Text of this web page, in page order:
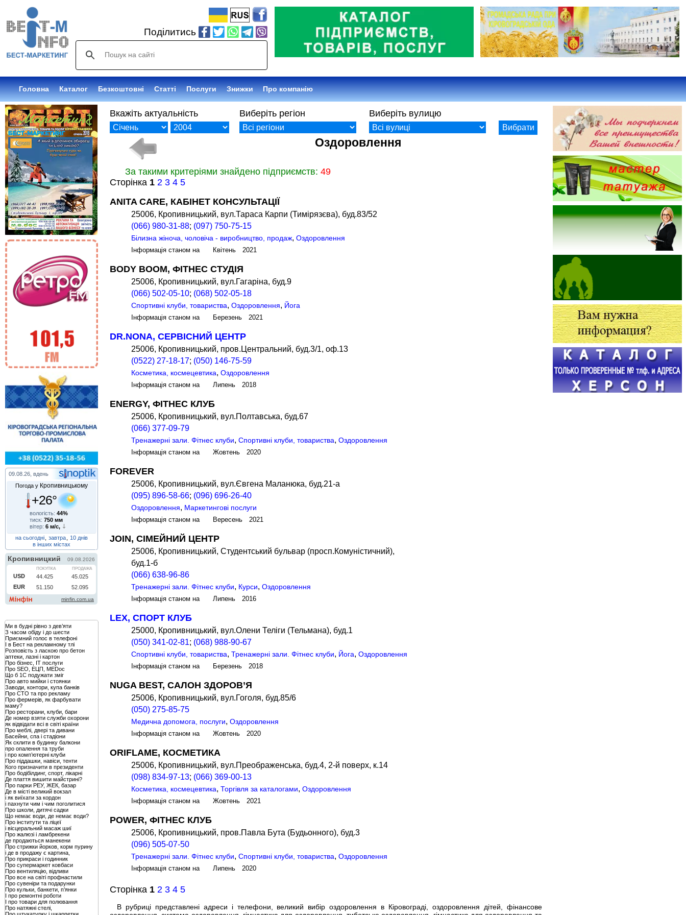
Поділитись
Головна Каталог Безкоштовні Статті Послуги Знижки Про компанію
09.08.26, вдень
Погода у Кропивницькому
+26°
вологість:44%
тиск:750 мм
вітер:6 м/с,
на сьогодні
завтра
10 днів
в інших містах
Ми в будні рівно з дев’яти
З часом обіду і до шести
Приємний голос в телефоні
І в Бест на рекламному тлі
Розповість з ласкою про бетон
аптеки, лазні і картон
Про бізнес, IT послуги
Про SEO, ЕЦП, MEDoc
Що б 1С подужати зміг
Про авто мийки і стоянки
Заводи, контори, купа банків
Про СТО та про рекламу
Про фермерів, як фарбувати
маму?
Про ресторани, клуби, бари
Де номер взяти служби охорони
як відвідати всі в світі країни
Про меблі, двері та дивани
Басейни, спа і стадіони
Як склити в будинку балкони
про опалення та труби
і про комп’ютерні клуби
Про піддашки, навіси, тенти
Кого призначити в президенти
Про бодібілдинг, спорт, лікарні
Де плаття вишити майстрині?
Про парки РЕУ, ЖЕК, базар
Де в місті великий вокзал
і як виїхати за кордон
і пахнути чим і чим поголитися
Про школи, дитячі садки
Що немає води, де немає води?
Про інститути та ліцеї
і вісцеральний масаж шиї
Про жалюзі і ламбрекени
де продаються манекени
Про стрижки йорков, корм пурину
і де в продажу є картина,
Про прикраси і годинник
Про супермаркет ковбаси
Про вентиляцію, відливи
Про все на світі профнастили
Про сувеніри та подарунки
Про кульки, банкети, п’янки
І про ремонтні роботи
І про товари для полювання
Про натяжні стелі,
Вкажіть актуальність Виберіть регіон Виберіть вулицю
Оздоровлення
За такими критеріями знайдено підприємств:49
Сторінка 12 3 4 5
ANITA CARE, КАБІНЕТ КОНСУЛЬТАЦІЇ
25006, Кропивницький, вул.Тараса Карпи (Тимірязєва), буд.83/52
(066) 980-31-88; (097) 750-75-15
Білизна жіноча, чоловіча - виробництво, продаж,Оздоровлення
Інформація станом на Квітень 2021
BODY BOOM, ФІТНЕС СТУДІЯ
25006, Кропивницький, вул.Гагаріна, буд.9
(066) 502-05-10; (068) 502-05-18
Спортивні клуби, товариства,Оздоровлення, Йога
Інформація станом на Березень 2021
DR.NONA, СЕРВІСНИЙ ЦЕНТР
25006, Кропивницький, пров.Центральний, буд.3/1, оф.13
(0522) 27-18-17; (050) 146-75-59
Косметика, космецевтика,Оздоровлення
Інформація станом на Липень 2018
ENERGY, ФІТНЕС КЛУБ
25006, Кропивницький, вул.Полтавська, буд.67
(066) 377-09-79
Тренажерні зали. Фітнес клуби,Спортивні клуби, товариства,Оздоровлення
Інформація станом на Жовтень 2020
FOREVER
25006, Кропивницький, вул.Євгена Маланюка, буд.21-а
(095) 896-58-66; (096) 696-26-40
Оздоровлення, Маркетингові послуги
Інформація станом на Вересень 2021
JOIN, СІМЕЙНИЙ ЦЕНТР
25006, Кропивницький, Студентський бульвар (просп.Комуністичний),
буд.1-б
(066) 638-96-86
Тренажерні зали. Фітнес клуби, Курси,Оздоровлення
Інформація станом на Липень 2016
LEX, СПОРТ КЛУБ
25000, Кропивницький, вул.Олени Теліги (Тельмана), буд.1
(050) 341-02-81; (068) 988-90-67
Спортивні клуби, товариства,Тренажерні зали. Фітнес клуби, Йога,Оздоровлення
Інформація станом на Березень 2018
NUGA BEST, САЛОН ЗДОРОВ’Я
25006, Кропивницький, вул.Гоголя, буд.85/6
(050) 275-85-75
Медична допомога, послуги,Оздоровлення
Інформація станом на Жовтень 2020
ORIFLAME, КОСМЕТИКА
25006, Кропивницький, вул.Преображенська, буд.4, 2-й поверх, к.14
(098) 834-97-13; (066) 369-00-13
Косметика, космецевтика,Торгівля за каталогами,Оздоровлення
Інформація станом на Жовтень 2021
POWER, ФІТНЕС КЛУБ
25006, Кропивницький, пров.Павла Бута (Будьонного), буд.3
(096) 505-07-50
Тренажерні зали. Фітнес клуби,Спортивні клуби, товариства,Оздоровлення
Інформація станом на Липень 2020
Сторінка 12 3 4 5
В рубриці представлені адреси і телефони, великий вибір оздоровлення в Кіровограді, оздоровлення дітей, фінансове